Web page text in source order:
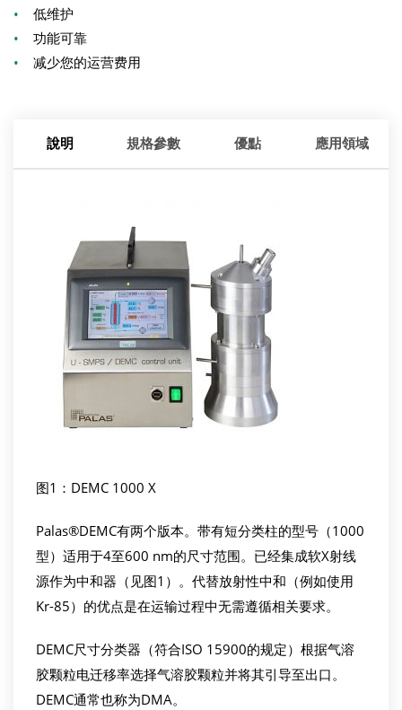
• 低维护
• 功能可靠
• 减少您的运营费用
說明 規格參數 優點 應用領域
图1：DEMC 1000 X
Palas®DEMC有两个版本。带有短分类柱的型号（1000
型）适用于4至600 nm的尺寸范围。已经集成软X射线
源作为中和器（见图1）。代替放射性中和（例如使用
Kr-85）的优点是在运输过程中无需遵循相关要求。
DEMC尺寸分类器（符合ISO 15900的规定）根据气溶
胶颗粒电迁移率选择气溶胶颗粒并将其引导至出口。
DEMC通常也称为DMA。